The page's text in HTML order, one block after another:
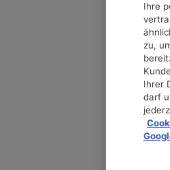
Ihre
zu,
Ihrer
darf